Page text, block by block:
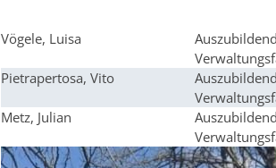
Vögele, Luisa
Pietrapertosa, Vito
Metz, Julian